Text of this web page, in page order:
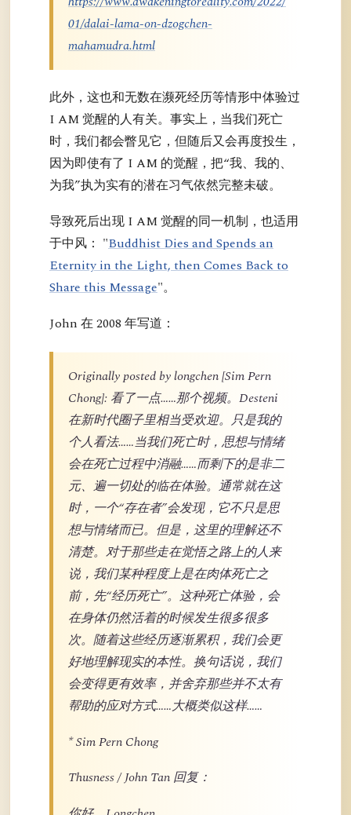
01/dalai-lama-on-dzogchen-
mahamudra.html
此外，这也和无数在濒死经历等情形中体验过
I AM 觉醒的人有关。事实上，当我们死亡
时，我们都会瞥见它，但随后又会再度投生，
因为即使有了 I AM 的觉醒，把“我、我的、
为我”执为实有的潜在习气依然完整未破。
导致死后出现 I AM 觉醒的同一机制，也适用
于中风： "Buddhist Dies and Spends an
Eternity in the Light, then Comes Back to
Share this Message"。
John 在 2008 年写道：
Originally posted by longchen [Sim Pern
Chong]: 看了一点……那个视频。Desteni
在新时代圈子里相当受欢迎。只是我的
个人看法……当我们死亡时，思想与情绪
会在死亡过程中消融……而剩下的是非二
元、遍一切处的临在体验。通常就在这
时，一个“存在者”会发现，它不只是思
想与情绪而已。但是，这里的理解还不
清楚。对于那些走在觉悟之路上的人来
说，我们某种程度上是在肉体死亡之
前，先“经历死亡”。这种死亡体验，会
在身体仍然活着的时候发生很多很多
次。随着这些经历逐渐累积，我们会更
好地理解现实的本性。换句话说，我们
会变得更有效率，并舍弃那些并不太有
帮助的应对方式……大概类似这样……
* Sim Pern Chong
Thusness / John Tan 回复：